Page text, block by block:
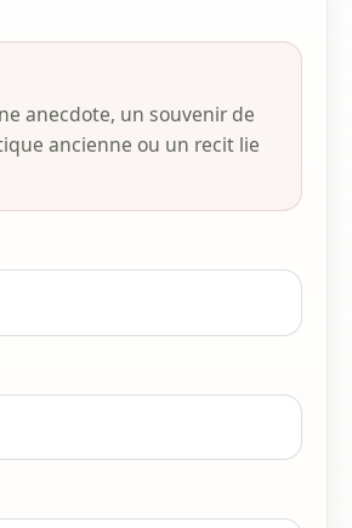
anecdote, un souvenir de
ancienne ou un recit lie